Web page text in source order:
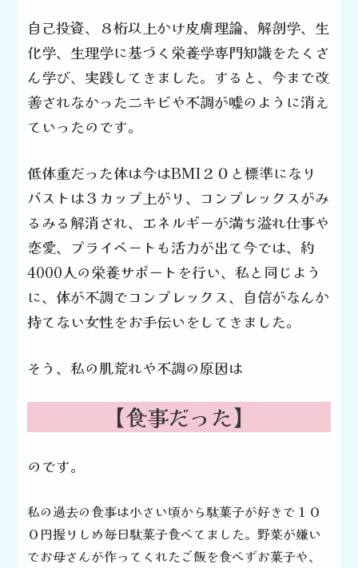
自己投資、８桁以上かけ皮膚理論、解剖学、 生
化学、生理学に基づく栄養学専門知識をたくさ
ん学び、実践してきました。 すると、今まで改
善されなかったニキビや不調が嘘のように消え
ていったのです。
低体重だった体は今はBMI２０と標準になり
バストは３カップ上がり、コンプレックスがみ
るみる解消され、エネルギーが満ち溢れ仕事や
恋愛、プライベートも活力が出て今では、約
4000人の栄養サポートを行い、私と同じよう
に、体が不調でコンプレックス、自信がなんか
持てない女性をお手伝いをしてきました。
そう、私の肌荒れや不調の原因は
【食事だった】
のです。
私の過去の食事は小さい頃から駄菓子が好きで１０
０円握りしめ毎日駄菓子食べてました。野菜が嫌い
でお母さんが作ってくれたご飯を食べずお菓子や、